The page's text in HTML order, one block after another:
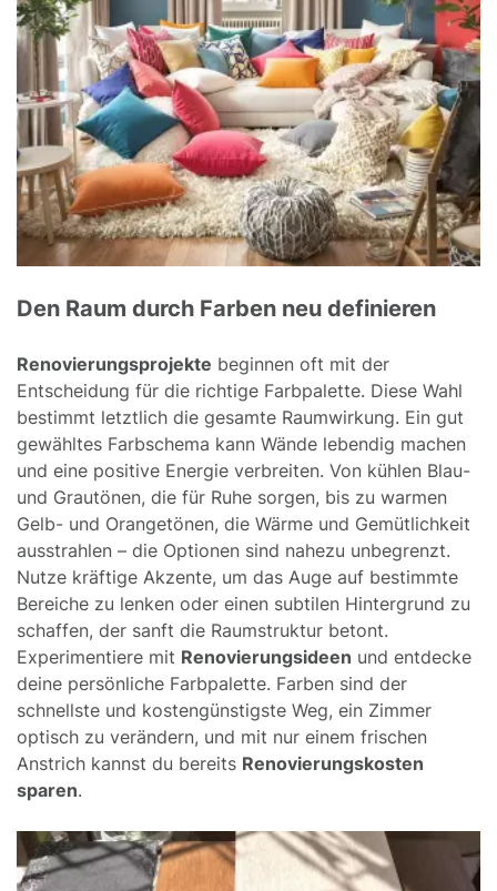
Den Raum durch Farben neu definieren
Renovierungsprojekte beginnen oft mit der
Entscheidung für die richtige Farbpalette. Diese Wahl
bestimmt letztlich die gesamte Raumwirkung. Ein gut
gewähltes Farbschema kann Wände lebendig machen
und eine positive Energie verbreiten. Von kühlen Blau-
und Grautönen, die für Ruhe sorgen, bis zu warmen
Gelb- und Orangetönen, die Wärme und Gemütlichkeit
ausstrahlen – die Optionen sind nahezu unbegrenzt.
Nutze kräftige Akzente, um das Auge auf bestimmte
Bereiche zu lenken oder einen subtilen Hintergrund zu
schaffen, der sanft die Raumstruktur betont.
Experimentiere mit Renovierungsideen und entdecke
deine persönliche Farbpalette. Farben sind der
schnellste und kostengünstigste Weg, ein Zimmer
optisch zu verändern, und mit nur einem frischen
Anstrich kannst du bereits Renovierungskosten
sparen.